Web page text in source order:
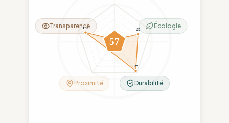
65
95
26
80
57
Écologie
Durabilité
Proximité
Transparence